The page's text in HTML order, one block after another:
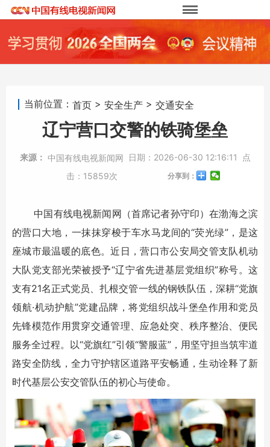
当前位置： 首页 > 安全生产 > 交通安全
辽宁营口交警的铁骑堡垒
来源： 中国有线电视新闻网 日期： 2026-06-30 12:16:11
点
击： 15859次 分享到：
中国有线电视新闻网（首席记者孙守印）在渤海之滨
的营口大地，一抹抹穿梭于车水马龙间的“荧光绿”，是这
座城市最温暖的底色。近日，营口市公安局交管支队机动
大队党支部光荣被授予“辽宁省先进基层党组织”称号。这
支有21名正式党员、扎根交管一线的钢铁队伍，深耕“党旗
领航·机动护航”党建品牌，将党组织战斗堡垒作用和党员
先锋模范作用贯穿交通管理、应急处突、秩序整治、便民
服务全过程。以“党旗红”引领“警服蓝”，用坚守担当筑牢道
路安全防线，全力守护辖区道路平安畅通，生动诠释了新
时代基层公安交管队伍的初心与使命。